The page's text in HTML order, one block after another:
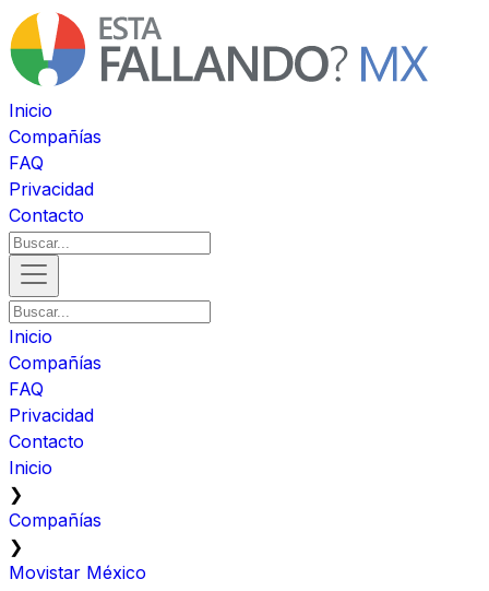
Inicio
Compañías
FAQ
Privacidad
Contacto
Inicio
Compañías
FAQ
Privacidad
Contacto
Inicio
❯
Compañías
❯
Movistar México